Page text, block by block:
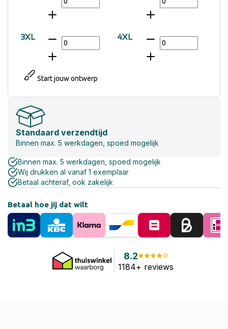
3XL 4XL
Start jouw ontwerp
Standaard verzendtijd
Binnen max. 5 werkdagen, spoed mogelijk
Binnen max. 5 werkdagen, spoed mogelijk
Wij drukken al vanaf 1 exemplaar
Betaal achteraf, ook zakelijk
Betaal hoe jij dat wilt
8.2
1184+ reviews